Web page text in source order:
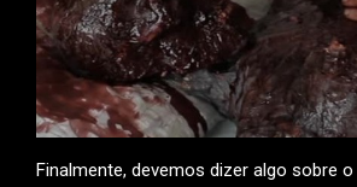
Finalmente, devemos dizer algo sobre